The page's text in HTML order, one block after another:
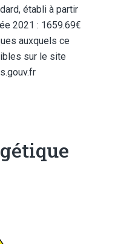
établi à partir
2021 : 1659.69€
auxquels ce
sur le site